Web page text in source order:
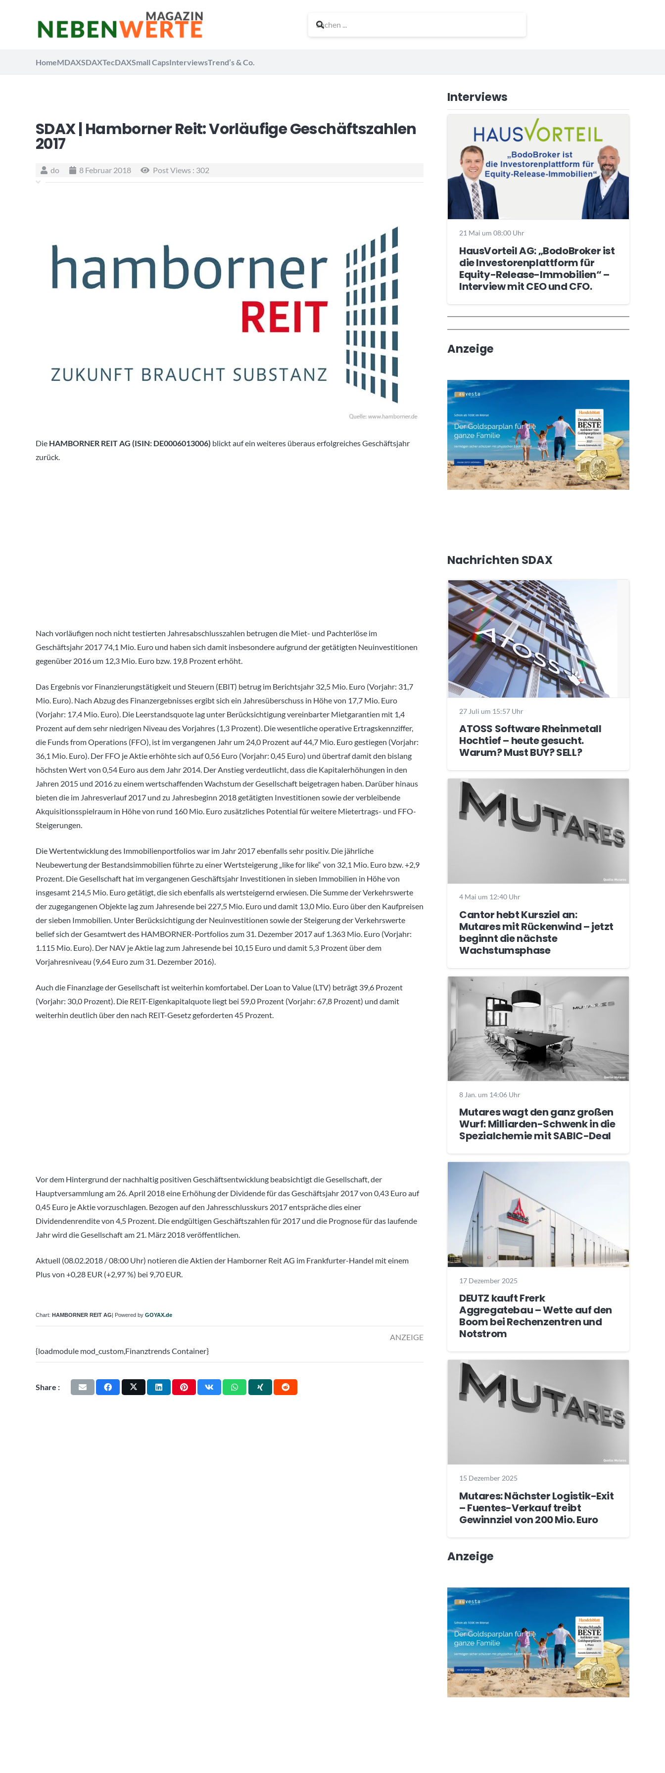
HomeMDAXSDAXTecDAXSmall CapsInterviewsTrend’s & Co.
SDAX | Hamborner Reit: Vorläufige Geschäftszahlen
2017
do 8 Februar 2018 Post Views : 302
Die HAMBORNER REIT AG (ISIN: DE0006013006) blickt auf ein weiteres überaus erfolgreiches Geschäftsjahr
zurück.
Nach vorläufigen noch nicht testierten Jahresabschlusszahlen betrugen die Miet- und Pachterlöse im
Geschäftsjahr 2017 74,1 Mio. Euro und haben sich damit insbesondere aufgrund der getätigten Neuinvestitionen
gegenüber 2016 um 12,3 Mio. Euro bzw. 19,8 Prozent erhöht.
Das Ergebnis vor Finanzierungstätigkeit und Steuern (EBIT) betrug im Berichtsjahr 32,5 Mio. Euro (Vorjahr: 31,7
Mio. Euro). Nach Abzug des Finanzergebnisses ergibt sich ein Jahresüberschuss in Höhe von 17,7 Mio. Euro
(Vorjahr: 17,4 Mio. Euro). Die Leerstandsquote lag unter Berücksichtigung vereinbarter Mietgarantien mit 1,4
Prozent auf dem sehr niedrigen Niveau des Vorjahres (1,3 Prozent). Die wesentliche operative Ertragskennziffer,
die Funds from Operations (FFO), ist im vergangenen Jahr um 24,0 Prozent auf 44,7 Mio. Euro gestiegen (Vorjahr:
36,1 Mio. Euro). Der FFO je Aktie erhöhte sich auf 0,56 Euro (Vorjahr: 0,45 Euro) und übertraf damit den bislang
höchsten Wert von 0,54 Euro aus dem Jahr 2014. Der Anstieg verdeutlicht, dass die Kapitalerhöhungen in den
Jahren 2015 und 2016 zu einem wertschaffenden Wachstum der Gesellschaft beigetragen haben. Darüber hinaus
bieten die im Jahresverlauf 2017 und zu Jahresbeginn 2018 getätigten Investitionen sowie der verbleibende
Akquisitionsspielraum in Höhe von rund 160 Mio. Euro zusätzliches Potential für weitere Mietertrags- und FFO-
Steigerungen.
Die Wertentwicklung des Immobilienportfolios war im Jahr 2017 ebenfalls sehr positiv. Die jährliche
Neubewertung der Bestandsimmobilien führte zu einer Wertsteigerung „like for like“ von 32,1 Mio. Euro bzw. +2,9
Prozent. Die Gesellschaft hat im vergangenen Geschäftsjahr Investitionen in sieben Immobilien in Höhe von
insgesamt 214,5 Mio. Euro getätigt, die sich ebenfalls als wertsteigernd erwiesen. Die Summe der Verkehrswerte
der zugegangenen Objekte lag zum Jahresende bei 227,5 Mio. Euro und damit 13,0 Mio. Euro über den Kaufpreisen
der sieben Immobilien. Unter Berücksichtigung der Neuinvestitionen sowie der Steigerung der Verkehrswerte
belief sich der Gesamtwert des HAMBORNER-Portfolios zum 31. Dezember 2017 auf 1.363 Mio. Euro (Vorjahr:
1.115 Mio. Euro). Der NAV je Aktie lag zum Jahresende bei 10,15 Euro und damit 5,3 Prozent über dem
Vorjahresniveau (9,64 Euro zum 31. Dezember 2016).
Auch die Finanzlage der Gesellschaft ist weiterhin komfortabel. Der Loan to Value (LTV) beträgt 39,6 Prozent
(Vorjahr: 30,0 Prozent). Die REIT-Eigenkapitalquote liegt bei 59,0 Prozent (Vorjahr: 67,8 Prozent) und damit
weiterhin deutlich über den nach REIT-Gesetz geforderten 45 Prozent.
Vor dem Hintergrund der nachhaltig positiven Geschäftsentwicklung beabsichtigt die Gesellschaft, der
Hauptversammlung am 26. April 2018 eine Erhöhung der Dividende für das Geschäftsjahr 2017 von 0,43 Euro auf
0,45 Euro je Aktie vorzuschlagen. Bezogen auf den Jahresschlusskurs 2017 entspräche dies einer
Dividendenrendite von 4,5 Prozent. Die endgültigen Geschäftszahlen für 2017 und die Prognose für das laufende
Jahr wird die Gesellschaft am 21. März 2018 veröffentlichen.
Aktuell (08.02.2018 / 08:00 Uhr) notieren die Aktien der Hamborner Reit AG im Frankfurter-Handel mit einem
Plus von +0,28 EUR (+2,97 %) bei 9,70 EUR.
Chart: HAMBORNER REIT AG| Powered by GOYAX.de
ANZEIGE
{loadmodule mod_custom,Finanztrends Container}
Share :
Interviews
21 Mai um 08:00 Uhr
HausVorteil AG: „BodoBroker ist
die Investorenplattform für
Equity-Release-Immobilien“ –
Interview mit CEO und CFO.
Wochenrückblick
Trendthemen
Anzeige
Nachrichten SDAX
27 Juli um 15:57 Uhr
ATOSS Software Rheinmetall
Hochtief – heute gesucht.
Warum? Must BUY? SELL?
4 Mai um 12:40 Uhr
Cantor hebt Kursziel an:
Mutares mit Rückenwind – jetzt
beginnt die nächste
Wachstumsphase
8 Jan. um 14:06 Uhr
Mutares wagt den ganz großen
Wurf: Milliarden-Schwenk in die
Spezialchemie mit SABIC-Deal
17 Dezember 2025
DEUTZ kauft Frerk
Aggregatebau – Wette auf den
Boom bei Rechenzentren und
Notstrom
15 Dezember 2025
Mutares: Nächster Logistik-Exit
– Fuentes-Verkauf treibt
Gewinnziel von 200 Mio. Euro
Anzeige